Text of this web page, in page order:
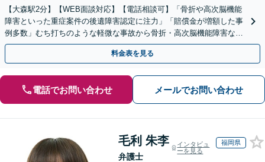
【大森駅2分】【WEB面談対応】【電話相談可】「骨折や高次脳機能
障害といった重症案件の後遺障害認定に注力」「賠償金が増額した事
例多数」むち打ちのような軽微な事故から骨折・高次脳機能障害など
の重症事故まで、事故の規模に関わらず対応いたします
料金表を見る
電話でお問い合わせ メールでお問い合わせ
毛利 朱李
弁護士
インタビュ
ーを見る
福岡県